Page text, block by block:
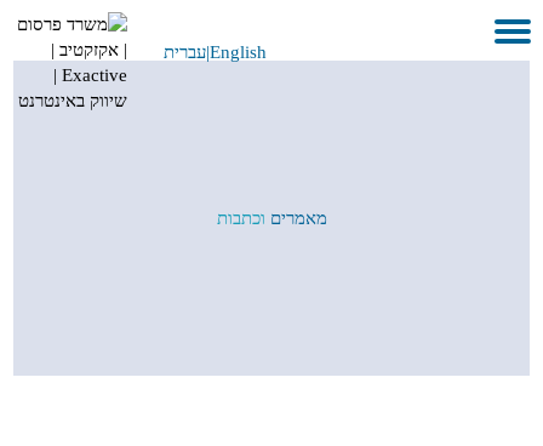
עברית|English
שירותים
מאמרים וכתבות